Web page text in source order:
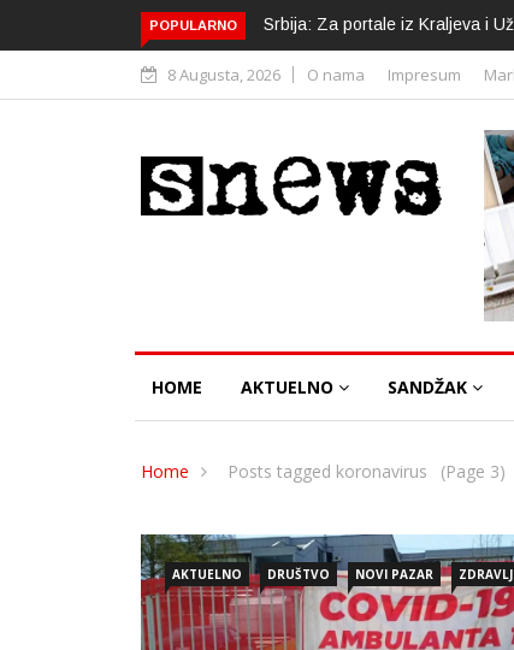
POPULARNO Srbija: Za portale iz Kraljeva i
8 Augusta, 2026 O nama Impresum
HOME AKTUELNO SANDŽAK
Home Posts tagged koronavirus (Page 3)
AKTUELNO DRUŠTVO NOVI PAZAR